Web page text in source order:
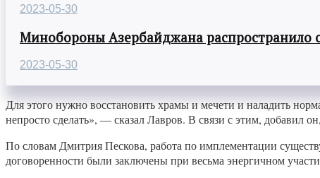
2023-05-30
Минобороны Азербайджана
2023-05-30
Для этого нужно восстановить храмы и мечети и наладить
непросто сделать», — сказал Лавров. В связи с этим, добавил
По словам Дмитрия Пескова, работа по имплементации
договоренности были заключены при весьма энергичном